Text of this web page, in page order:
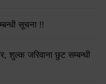
सूचना !!
शुल्क जरिवाना छुट सम्बन्धी